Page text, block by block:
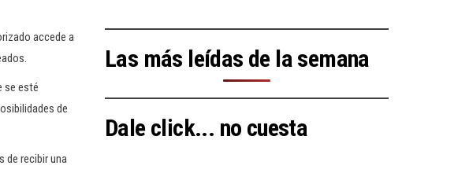
accede a
se esté
de
de recibir una
Las más leídas de la semana
Dale click... no cuesta